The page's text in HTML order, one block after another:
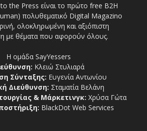
the Press είναι το πρώτο free Β2Η
πολυθεματικό Digital Magazino
ολοκληρωμένη και αξιόπιστη
με θέματα που αφορούν όλους.
Η ομάδα SayYessers
Κλειώ Στυλιαρά
Σύνταξης: Ευγενία Αντωνίου
Διεύθυνση: Σταματία Βελάνη
& Μάρκετινγκ: Χρύσα Γώτα
BlackDot Web Services